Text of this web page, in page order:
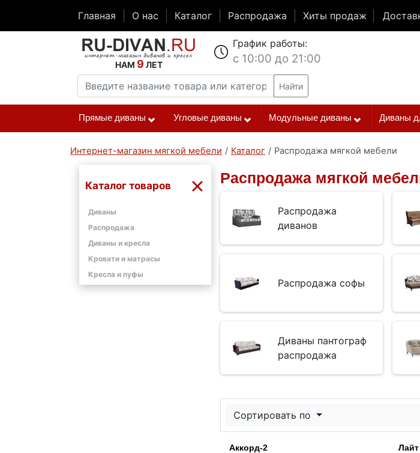
Главная О нас Каталог Распродажа Хиты продаж
НАМ 9 ЛЕТ
График работы:
с 10:00 до 21:00
Найти
Прямые диваны Угловые диваны Модульные диваны Диваны
Интернет-магазин мягкой мебели / Каталог / Распродажа мягкой мебели
Каталог товаров
Диваны
Распродажа
Диваны и кресла
Кровати и матрасы
Кресла и пуфы
Распродажа мягкой
Распродажа
диванов
Распродажа софы
Диваны пантограф
распродажа
Сортировать по
Аккорд-2